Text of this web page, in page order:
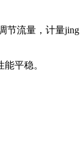
节流量，计量jing
平稳。